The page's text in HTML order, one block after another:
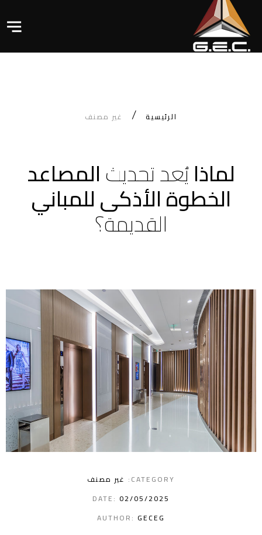
الرئيسية غير مصنف
لماذايُعدتحديثالمصاعد
الخطوة الأذكى للمباني
القديمة؟
CATEGORY:
غير مصنف
DATE: 02/05/2025
AUTHOR: GECEG